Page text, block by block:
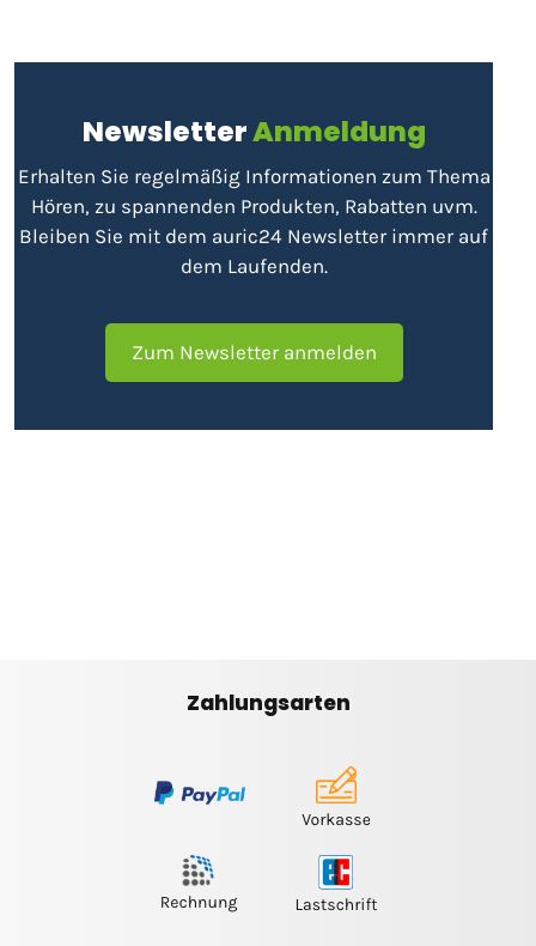
NewsletterAnmeldung
Erhalten Sie regelmäßig Informationen zum Thema
Hören, zu spannenden Produkten, Rabatten uvm.
Bleiben Sie mit dem auric24 Newsletter immer auf
dem Laufenden.
Zum Newsletter anmelden
Zahlungsarten